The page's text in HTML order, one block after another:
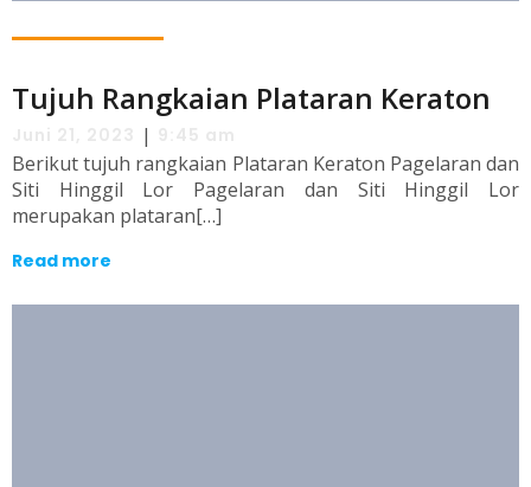
Tujuh Rangkaian Plataran Keraton
|
Berikut tujuh rangkaian Plataran Keraton Pagelaran dan
Siti Hinggil Lor Pagelaran dan Siti Hinggil Lor
merupakan plataran[…]
Read more